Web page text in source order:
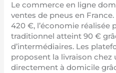
Le commerce en ligne
ventes de pneus en
420 €, l’économie réalisée
traditionnel atteint 90 €
d’intermédiaires. Les
proposent la livraison
directement à domicile